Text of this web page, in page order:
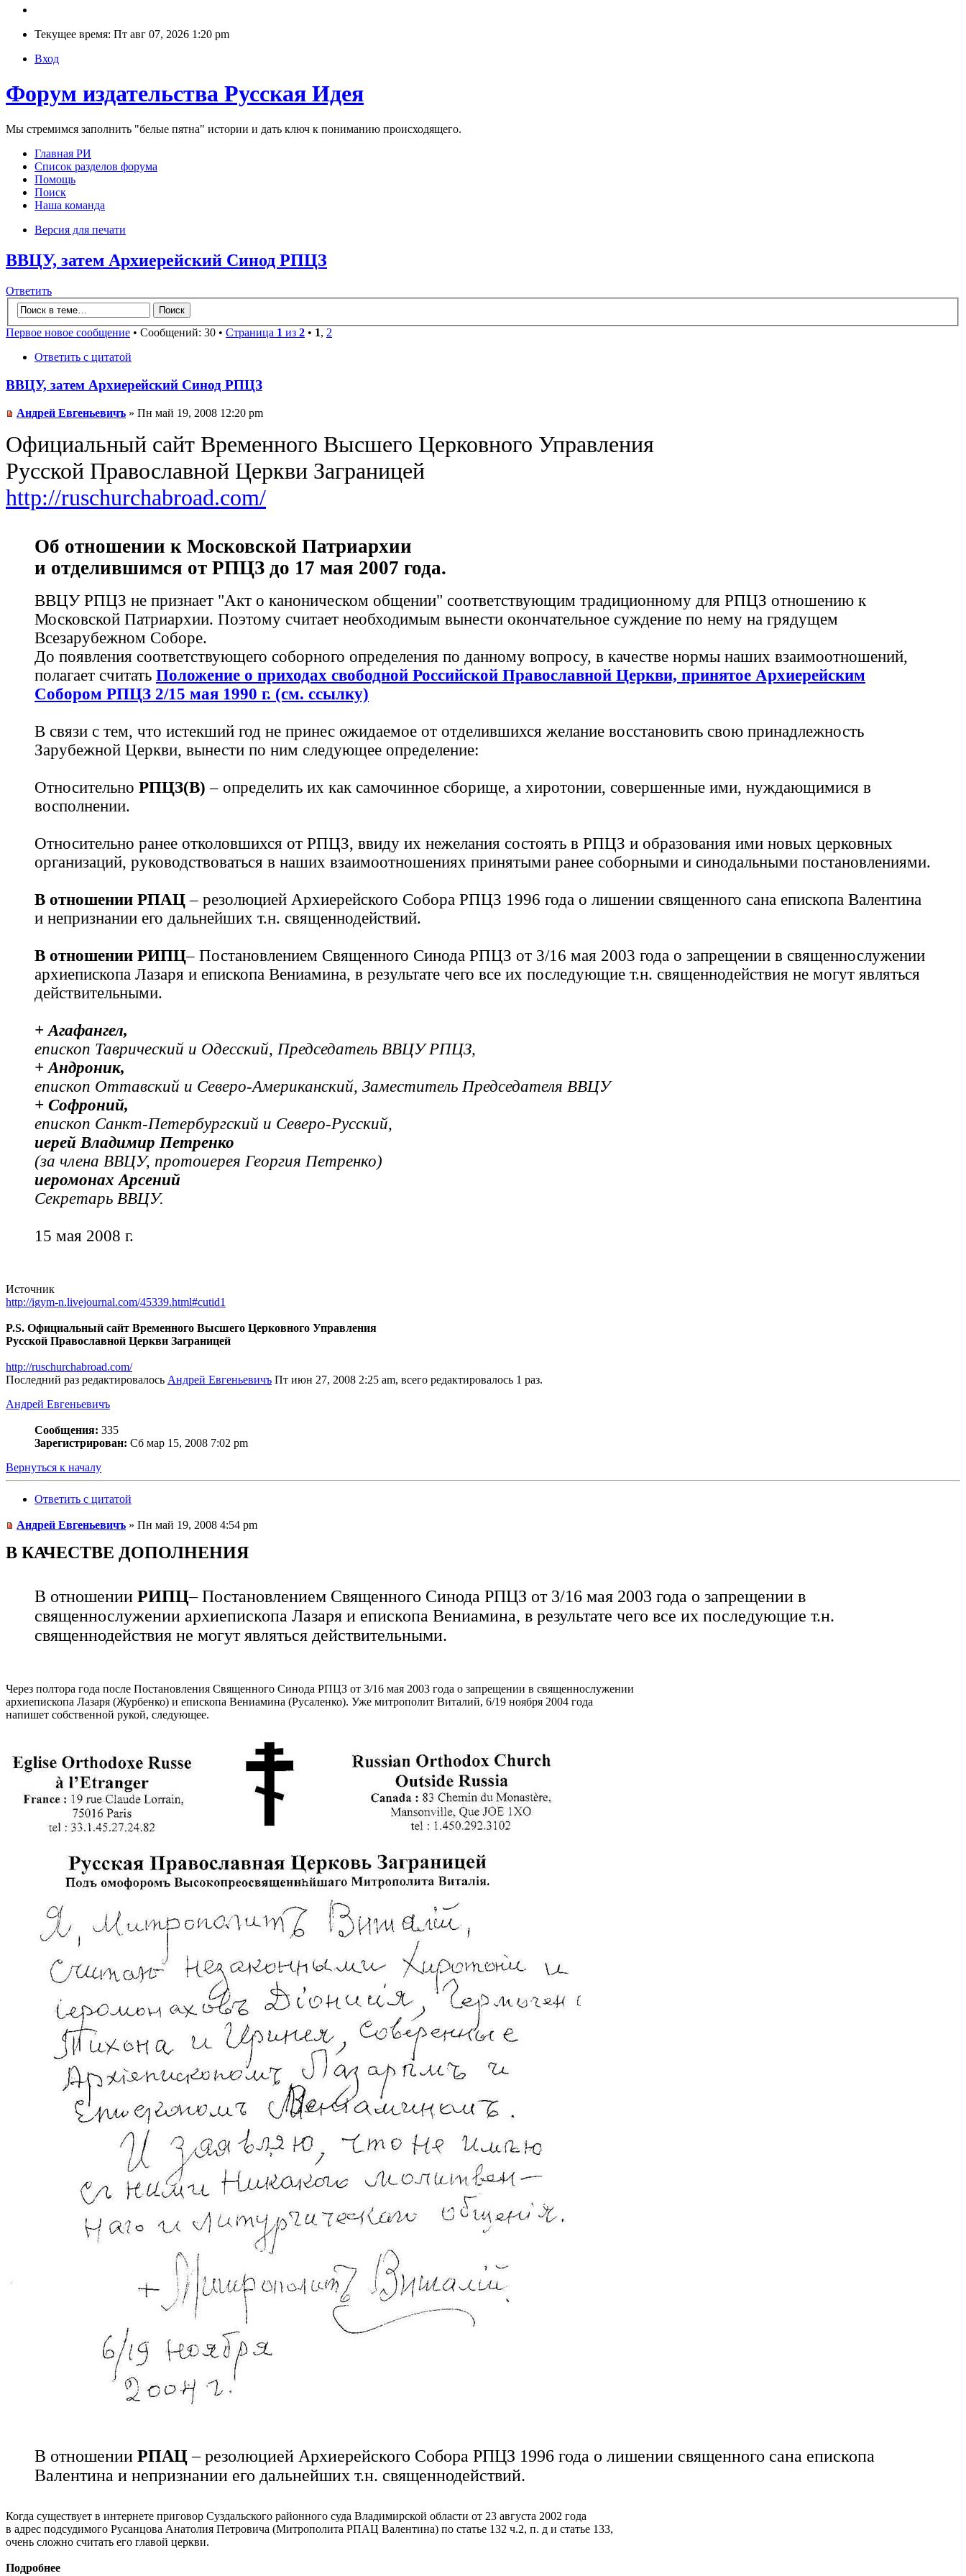
Текущее время: Пт авг 07, 2026 1:20 pm
Вход
Форум издательства Русская Идея
Мы стремимся заполнить "белые пятна" истории и дать ключ к пониманию происходящего.
Главная РИ
Список разделов форума
Помощь
Поиск
Наша команда
Версия для печати
ВВЦУ, затем Архиерейский Синод РПЦЗ
Ответить
Первое новое сообщение • Сообщений: 30 • Страница 1 из 2 • 1, 2
Ответить с цитатой
ВВЦУ, затем Архиерейский Синод РПЦЗ
Андрей Евгеньевичъ » Пн май 19, 2008 12:20 pm
Официальный сайт Временного Высшего Церковного Управления
Русской Православной Церкви Заграницей
http://ruschurchabroad.com/
Об отношении к Московской Патриархии
и отделившимся от РПЦЗ до 17 мая 2007 года.
ВВЦУ РПЦЗ не признает "Акт о каноническом общении" соответствующим традиционному для РПЦЗ отношению к
Московской Патриархии. Поэтому считает необходимым вынести окончательное суждение по нему на грядущем
Всезарубежном Соборе.
До появления соответствующего соборного определения по данному вопросу, в качестве нормы наших взаимоотношений,
полагает считать Положение о приходах свободной Российской Православной Церкви, принятое Архиерейским
Собором РПЦЗ 2/15 мая 1990 г. (см. ссылку)
В связи с тем, что истекший год не принес ожидаемое от отделившихся желание восстановить свою принадлежность
Зарубежной Церкви, вынести по ним следующее определение:
Относительно РПЦЗ(В)– определить их как самочинное сборище, а хиротонии, совершенные ими, нуждающимися в
восполнении.
Относительно ранее отколовшихся от РПЦЗ, ввиду их нежелания состоять в РПЦЗ и образования ими новых церковных
организаций, руководствоваться в наших взаимоотношениях принятыми ранее соборными и синодальными постановлениями.
В отношении РПАЦ– резолюцией Архиерейского Собора РПЦЗ 1996 года о лишении священного сана епископа Валентина
и непризнании его дальнейших т.н. священнодействий.
В отношении РИПЦ– Постановлением Священного Синода РПЦЗ от 3/16 мая 2003 года о запрещении в священнослужении
архиепископа Лазаря и епископа Вениамина, в результате чего все их последующие т.н. священнодействия не могут являться
действительными.
+ Агафангел,
епископ Таврический и Одесский, Председатель ВВЦУ РПЦЗ,
+ Андроник,
епископ Оттавский и Северо-Американский, Заместитель Председателя ВВЦУ
+ Софроний,
епископ Санкт-Петербургский и Северо-Русский,
иерей Владимир Петренко
(за члена ВВЦУ, протоиерея Георгия Петренко)
иеромонах Арсений
Секретарь ВВЦУ.
15 мая 2008 г.
Источник
http://igym-n.livejournal.com/45339.html#cutid1
P.S. Официальный сайт Временного Высшего Церковного Управления
Русской Православной Церкви Заграницей
http://ruschurchabroad.com/
Последний раз редактировалось Андрей Евгеньевичъ Пт июн 27, 2008 2:25 am, всего редактировалось 1 раз.
Андрей Евгеньевичъ
Сообщения: 335
Зарегистрирован: Сб мар 15, 2008 7:02 pm
Вернуться к началу
Ответить с цитатой
Андрей Евгеньевичъ » Пн май 19, 2008 4:54 pm
В КАЧЕСТВЕ ДОПОЛНЕНИЯ
В отношении РИПЦ– Постановлением Священного Синода РПЦЗ от 3/16 мая 2003 года о запрещении в
священнослужении архиепископа Лазаря и епископа Вениамина, в результате чего все их последующие т.н.
священнодействия не могут являться действительными.
Через полтора года после Постановления Священного Синода РПЦЗ от 3/16 мая 2003 года о запрещении в священнослужении
архиепископа Лазаря (Журбенко) и епископа Вениамина (Русаленко). Уже митрополит Виталий, 6/19 ноября 2004 года
напишет собственной рукой, следующее.
В отношении РПАЦ– резолюцией Архиерейского Собора РПЦЗ 1996 года о лишении священного сана епископа
Валентина и непризнании его дальнейших т.н. священнодействий.
Когда существует в интернете приговор Суздальского районного суда Владимирской области от 23 августа 2002 года
в адрес подсудимого Русанцова Анатолия Петровича (Митрополита РПАЦ Валентина) по статье 132 ч.2, п. д и статье 133,
очень сложно считать его главой церкви.
Подробнее